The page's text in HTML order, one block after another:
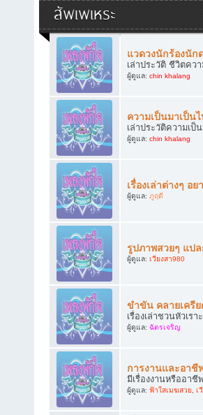
สัพเพเหระ
แวดวงนักร้องนัก
เล่าประวัติ ชีวิตคว
ผู้ดูแล: chin khalang
ความเป็นมาเป็น
เล่าประวัติความเ
ผู้ดูแล: chin khalang
เรื่องเล่าต่างๆ อ
ผู้ดูแล: ภูฤดี
รูปภาพสวยๆ แป
ผู้ดูแล: เวียงสา980
ขำขัน คลายเครีย
เรื่องเล่าชวนหัวเร
ผู้ดูแล: ฉัตรเจริญ
การงานและอาชี
มีเรื่องงานหรืออา
ผู้ดูแล: ฟ้าใสเมฆสวย, เ